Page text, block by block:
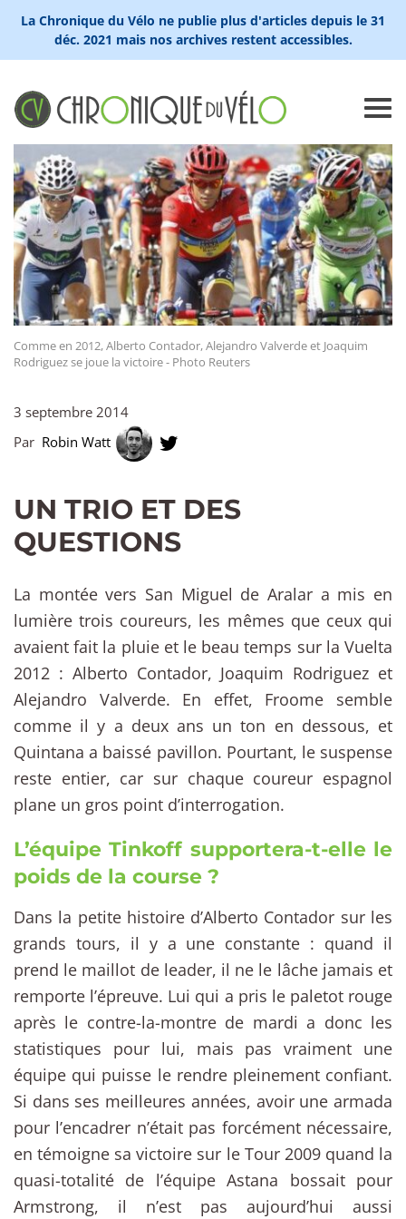
La Chronique du Vélo ne publie plus d'articles depuis le 31
déc. 2021 mais nos archives restent accessibles.
Comme en 2012, Alberto Contador, Alejandro Valverde et Joaquim
Rodriguez se joue la victoire - Photo Reuters
3 septembre 2014
Par Robin Watt
UN TRIO ET DES
QUESTIONS
La montée vers San Miguel de Aralar a mis en
lumière trois coureurs, les mêmes que ceux qui
avaient fait la pluie et le beau temps sur la Vuelta
2012 : Alberto Contador, Joaquim Rodriguez et
Alejandro Valverde. En effet, Froome semble
comme il y a deux ans un ton en dessous, et
Quintana a baissé pavillon. Pourtant, le suspense
reste entier, car sur chaque coureur espagnol
plane un gros point d’interrogation.
L’équipe Tinkoff supportera-t-elle le
poids de la course ?
Dans la petite histoire d’Alberto Contador sur les
grands tours, il y a une constante : quand il
prend le maillot de leader, il ne le lâche jamais et
remporte l’épreuve. Lui qui a pris le paletot rouge
après le contre-la-montre de mardi a donc les
statistiques pour lui, mais pas vraiment une
équipe qui puisse le rendre pleinement confiant.
Si dans ses meilleures années, avoir une armada
pour l’encadrer n’était pas forcément nécessaire,
en témoigne sa victoire sur le Tour 2009 quand la
quasi-totalité de l’équipe Astana bossait pour
Armstrong, il n’est pas aujourd’hui aussi